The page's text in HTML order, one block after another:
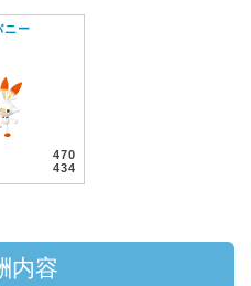
ニー
470
434
内容